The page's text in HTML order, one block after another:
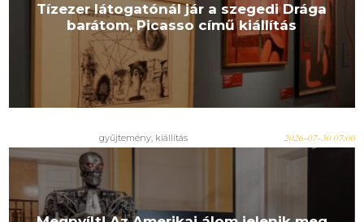
Tízezer látogatónál jár a szegedi Drága
barátom, Picasso című kiállítás
gyűjtemény, kiállítás 2026-07-30 07:00